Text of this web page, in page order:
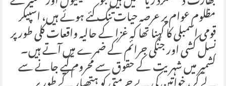
مظلوم عوام پر عرصہ حیات تنگ کئے ہوئے ہیں، اسپیکر
قومی اسمبلی کا کہنا تھا کہ غزا کے حالیہ واقعات کلی طور پر
نسل کشی اور جنگی جرائم کے ضمرے میں آتے ہیں۔
کشمیر میں شہریت کے حقوق سے محروم کیے جانے سے